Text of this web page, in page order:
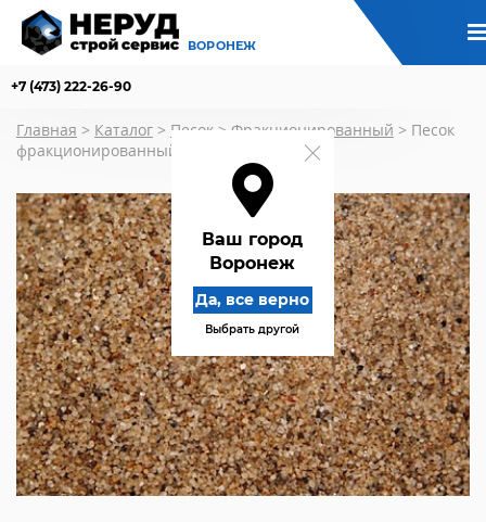
ВОРОНЕЖ
Ваш город
Воронеж
Да, все верно
Выбрать другой
+7 (473) 222-26-90
Главная > Каталог > Песок > Фракционированный > Песок
фракционированный сухой фр. 0,4-0,8 мм